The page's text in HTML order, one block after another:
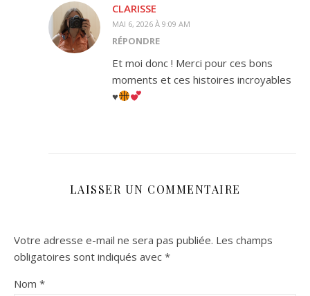
CLARISSE
MAI 6, 2026 À 9:09 AM
RÉPONDRE
Et moi donc ! Merci pour ces bons
moments et ces histoires incroyables
♥️
LAISSER UN COMMENTAIRE
Votre adresse e-mail ne sera pas publiée. Les champs
obligatoires sont indiqués avec *
Nom *